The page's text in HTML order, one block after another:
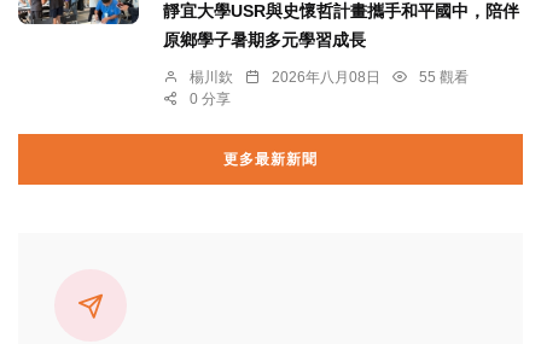
靜宜大學USR與史懷哲計畫攜手和平國中，陪伴
原鄉學子暑期多元學習成長
楊川欽 2026年八月08日
55 觀看
0 分享
更多最新新聞